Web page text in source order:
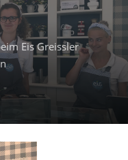
Eis Greissler